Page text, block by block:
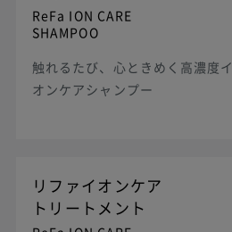
ReFa ION CARE
SHAMPOO
触れるたび、心ときめく高濃度イ
オンケアシャンプー
リファイオンケア
トリートメント